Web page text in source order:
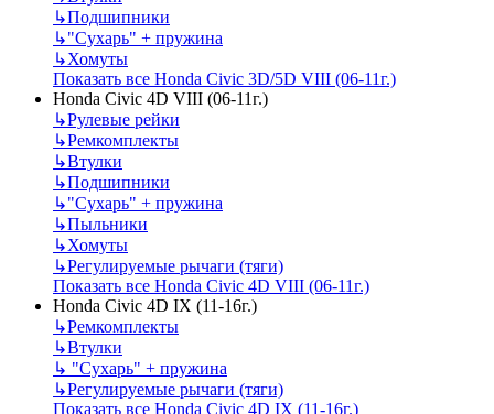
↳Подшипники
↳"Сухарь" + пружина
↳Хомуты
Показать все Honda Civic 3D/5D VIII (06-11г.)
Honda Civic 4D VIII (06-11г.)
↳Рулевые рейки
↳Ремкомплекты
↳Втулки
↳Подшипники
↳"Сухарь" + пружина
↳Пыльники
↳Хомуты
↳Регулируемые рычаги (тяги)
Показать все Honda Civic 4D VIII (06-11г.)
Honda Civic 4D IX (11-16г.)
↳Ремкомплекты
↳Втулки
↳ "Сухарь" + пружина
↳Регулируемые рычаги (тяги)
Показать все Honda Civic 4D IX (11-16г.)